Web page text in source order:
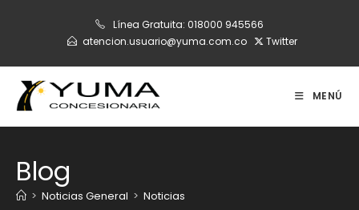
Línea Gratuita: 018000 945566
atencion.usuario@yuma.com.co
Twitter
MENÚ
Blog
> Noticias General > Noticias